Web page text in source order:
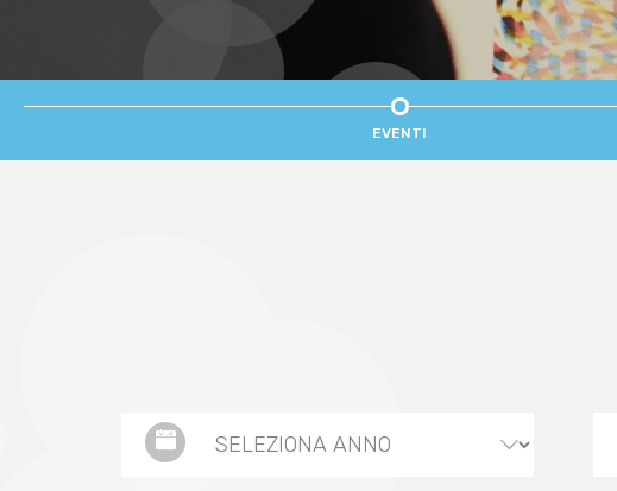
EVENTI